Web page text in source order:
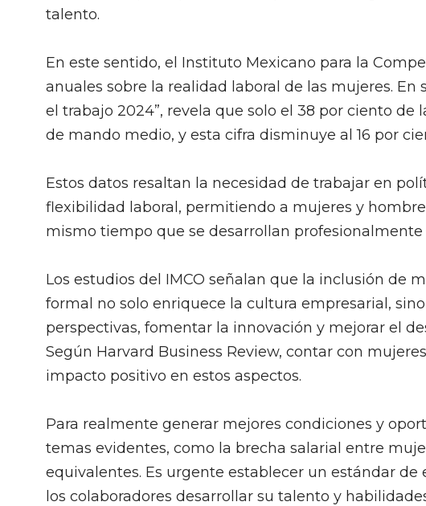
talento.
En este sentido, el Instituto Mexicano para la
anuales sobre la realidad laboral de las mujeres. En
el trabajo 2024”, revela que solo el 38 por ciento de
de mando medio, y esta cifra disminuye al 16 por
Estos datos resaltan la necesidad de trabajar en
flexibilidad laboral, permitiendo a mujeres y
mismo tiempo que se desarrollan
Los estudios del IMCO señalan que la inclusión de
formal no solo enriquece la cultura empresarial,
perspectivas, fomentar la innovación y mejorar el
Según Harvard Business Review, contar con
impacto positivo en estos aspectos.
Para realmente generar mejores condiciones y
temas evidentes, como la brecha salarial entre
equivalentes. Es urgente establecer un estándar
los colaboradores desarrollar su talento y